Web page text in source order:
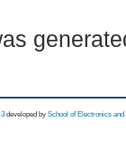
developed by School of Electronics